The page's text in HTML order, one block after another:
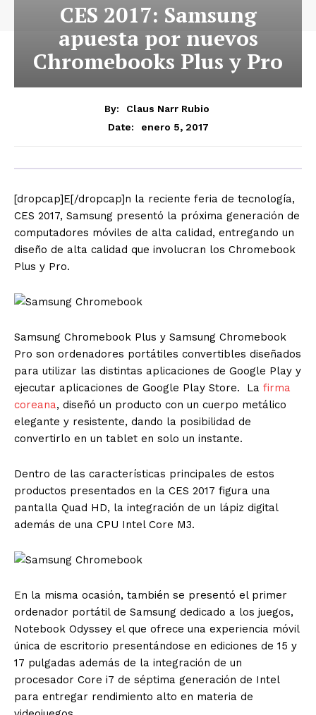
CES 2017: Samsung
apuesta por nuevos
Chromebooks Plus y Pro
By:
Claus Narr Rubio
Date:
enero 5, 2017
[dropcap]E[/dropcap]n la reciente feria de tecnología,
CES 2017, Samsung presentó la próxima generación de
computadores móviles de alta calidad, entregando un
diseño de alta calidad que involucran los Chromebook
Plus y Pro.
Samsung Chromebook Plus y Samsung Chromebook
Pro son ordenadores portátiles convertibles diseñados
para utilizar las distintas aplicaciones de Google Play y
ejecutar aplicaciones de Google Play Store. La firma
coreana, diseñó un producto con un cuerpo metálico
elegante y resistente, dando la posibilidad de
convertirlo en un tablet en solo un instante.
Dentro de las características principales de estos
productos presentados en la CES 2017 figura una
pantalla Quad HD, la integración de un lápiz digital
además de una CPU Intel Core M3.
En la misma ocasión, también se presentó el primer
ordenador portátil de Samsung dedicado a los juegos,
Notebook Odyssey el que ofrece una experiencia móvil
única de escritorio presentándose en ediciones de 15 y
17 pulgadas además de la integración de un
procesador Core i7 de séptima generación de Intel
para entregar rendimiento alto en materia de